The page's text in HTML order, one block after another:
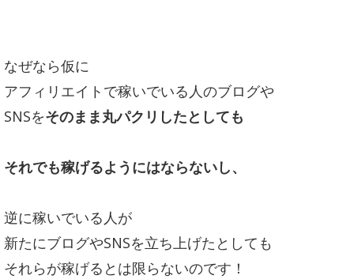
なぜなら仮に
アフィリエイトで稼いでいる人のブログや
SNSをそのまま丸パクリしたとしても
それでも稼げるようにはならないし、
逆に稼いでいる人が
新たにブログやSNSを立ち上げたとしても
それらが稼げるとは限らないのです！